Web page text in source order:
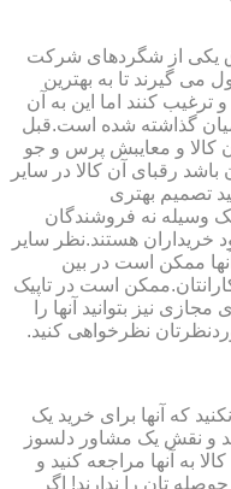
یکی از شگردهای شرکت
می گیرند تا به بهترین
ترغیب کنند اما این به آن
گذاشته شده است.قبل
آن کالا و معایبش پرس و جو
باشد رقبای آن کالا در سایر
تصمیم بهتری
وسیله نه فروشندگان
خریداران هستند.نظر سایر
ممکن است در بین
است در تاپیک
نیز بتوانید آنها را
نظرخواهی کنید.
که آنها برای خرید یک
و نقش یک مشاور دلسوز
به آنها مراجعه کنید و
تان را ندارند! اگر